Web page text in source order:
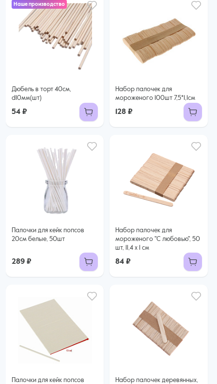
Наше производство
Дюбель в торт 40см,
d10мм(шт)
54 ₽
Набор палочек для
мороженого 100шт 7,5*1,1см
128 ₽
Палочки для кейк попсов
20см белые, 50шт
289 ₽
Набор палочек для
мороженого "С любовью", 50
шт, 11,4 х 1 см
84 ₽
Палочки для кейк попсов
Набор палочек деревянных,